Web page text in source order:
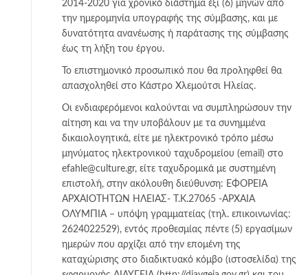
2014-2020 για χρονικό διάστημα έξι (6) μηνών από
την ημερομηνία υπογραφής της σύμβασης, και με
δυνατότητα ανανέωσης ή παράτασης της σύμβασης
έως τη λήξη του έργου.
Το επιστημονικό προσωπικό που θα προληφθεί θα
απασχοληθεί στο Κάστρο Χλεμούτσι Ηλείας.
Οι ενδιαφερόμενοι καλούνται να συμπληρώσουν την
αίτηση και να την υποβάλουν με τα συνημμένα
δικαιολογητικά, είτε με ηλεκτρονικό τρόπο μέσω
μηνύματος ηλεκτρονικού ταχυδρομείου (email) στο
efahle@culture.gr, είτε ταχυδρομικά με συστημένη
επιστολή, στην ακόλουθη διεύθυνση: ΕΦΟΡΕΙΑ
ΑΡΧΑΙΟΤΗΤΩΝ ΗΛΕΙΑΣ- Τ.Κ.27065 -ΑΡΧΑΙΑ
ΟΛΥΜΠΙΑ – υπόψη γραμματείας (τηλ. επικοινωνίας:
2624022529), εντός προθεσμίας πέντε (5) εργασίμων
ημερών που αρχίζει από την επομένη της
καταχώρισης στο διαδικτυακό κόμβο (ιστοσελίδα) της